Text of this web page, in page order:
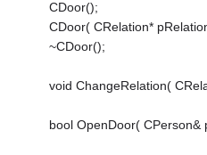
CDoor();
CDoor( CRelation*
~CDoor();
void ChangeRelation(
bool OpenDoor( CPerson&